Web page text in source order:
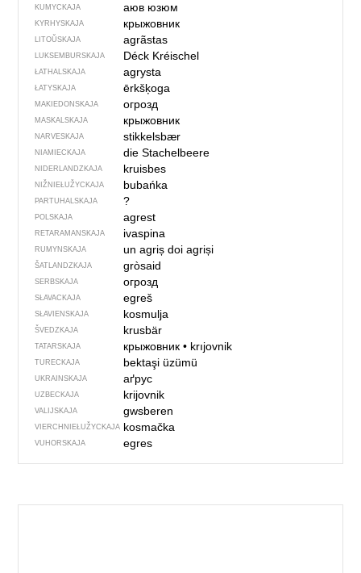
KUMYCKAJA аюв юзюм
KYRHYSKAJA крыжовник
LITOŬSKAJA agrãstas
LUKSEMBURSKAJA Déck Kréischel
ŁATHALSKAJA agrysta
ŁATYSKAJA ērkšķoga
MAKIEDONSKAJA огрозд
MASKALSKAJA крыжовник
NARVESKAJA stikkelsbær
NIAMIECKAJA die Stachelbeere
NIDERLANDZKAJA kruisbes
NIŽNIEŁUŽYCKAJA bubańka
PARTUHALSKAJA ?
POLSKAJA agrest
RETARAMANSKAJA ivaspina
RUMYNSKAJA un agrișdoi agriși
ŠATLANDZKAJA gròsaid
SERBSKAJA огрозд
SŁAVACKAJA egreš
SŁAVIENSKAJA kosmulja
ŠVEDZKAJA krusbär
TATARSKAJA крыжовник• krıjovnik
TURECKAJA bektaşi üzümü
UKRAINSKAJA аґрус
UZBECKAJA krijovnik
VALIJSKAJA gwsberen
VIERCHNIE­ŁUŽYCKAJA kosmačka
VUHORSKAJA egres